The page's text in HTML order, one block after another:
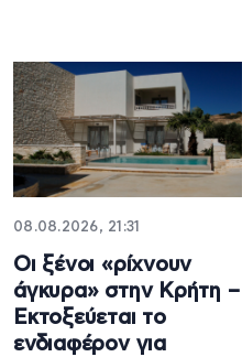
08.08.2026, 21:31
Οι ξένοι «ρίχνουν
άγκυρα» στην Κρήτη –
Εκτοξεύεται το
ενδιαφέρον για